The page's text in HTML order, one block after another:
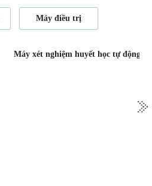
Máy điều trị
học tự động 24 thông số